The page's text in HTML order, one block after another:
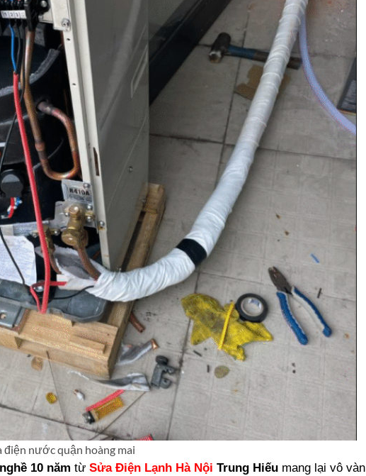
điện nước quận hoàng mai
10 năm từ Sửa Điện Lạnh Hà Nội Trung Hiếu mang lại vô vàn